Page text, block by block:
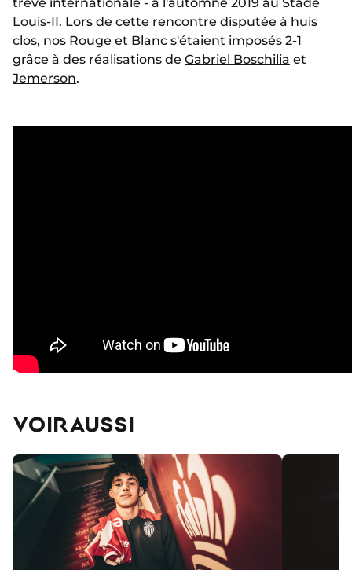
Louis-II. Lors de cette rencontre disputée à huis
clos, nos Rouge et Blanc s'étaient imposés 2-1
grâce à des réalisations de Gabriel Boschilia et
Jemerson.
VOIR AUSSI